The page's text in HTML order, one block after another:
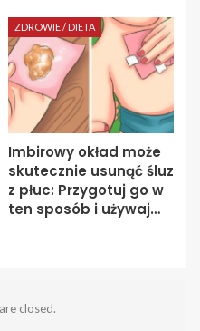
ZDROWIE / DIETA
Imbirowy okład może
skutecznie usunąć śluz
z płuc: Przygotuj go w
ten sposób i używaj…
closed.